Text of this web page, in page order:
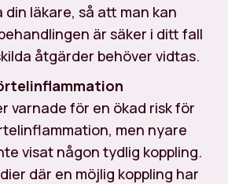
din läkare, så att man kan
är säker i ditt fall
åtgärder behöver vidtas.
varnade för en ökad risk för
men nyare
visat någon tydlig koppling.
där en möjlig koppling har